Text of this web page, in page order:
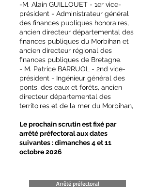
-M. Alain GUILLOUET - 1er vice-
président - Administrateur général
des finances publiques honoraires,
ancien directeur départemental des
finances publiques du Morbihan et
ancien directeur régional des
finances publiques de Bretagne.
- M. Patrice BARRUOL - 2nd vice-
président - Ingénieur général des
ponts, des eaux et forêts, ancien
directeur départemental des
territoires et de la mer du Morbihan,
Le prochain scrutin est fixé par
arrêté préfectoral aux dates
suivantes : dimanches 4 et 11
octobre 2026
Arrêté préfectoral